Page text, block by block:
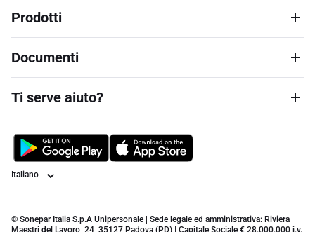
Prodotti
Documenti
Ti serve aiuto?
Lingua
© Sonepar Italia S.p.A Unipersonale | Sede legale ed amministrativa: Riviera
Maestri del Lavoro, 24, 35127 Padova (PD) | Capitale Sociale € 28.000.000 i.v.